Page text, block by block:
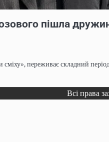
пішла
сміху», переживає складний
Всі права